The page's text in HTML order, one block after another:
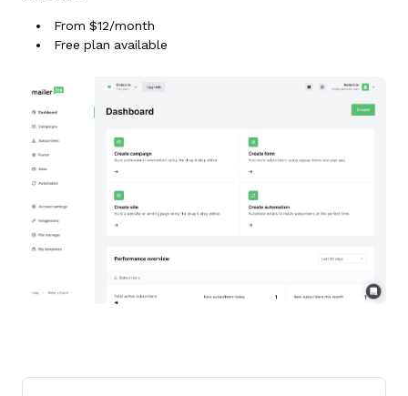
From $12/month
Free plan available